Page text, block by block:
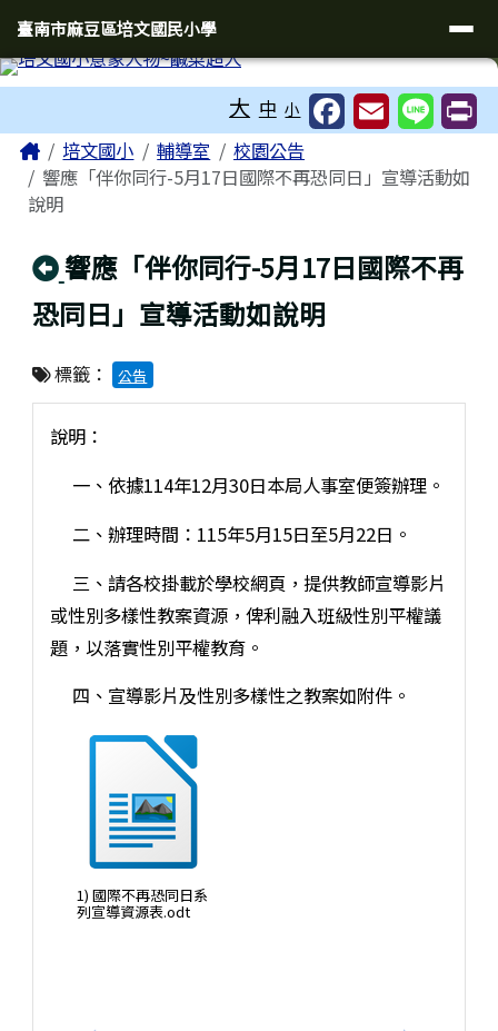
臺南市麻豆區培文國民小學
導覽列
臺南市麻豆區培文國民小學
大 中 小
主內容區域
Home培文國小 輔導室
校園公告
響應「伴你同行-5月17日國際不再恐同日」宣導活動如
說明
回上頁
響應「伴你同行-5月17日國際不再
恐同日」宣導活動如說明
標籤： 公告
說明：
一、依據114年12月30日本局人事室便簽辦理。
二、辦理時間：115年5月15日至5月22日。
三、請各校掛載於學校網頁，提供教師宣導影片
或性別多樣性教案資源，俾利融入班級性別平權議
題，以落實性別平權教育。
四、宣導影片及性別多樣性之教案如附件。
1) 國際不再恐同日系
列宣導資源表.odt
頁尾區域